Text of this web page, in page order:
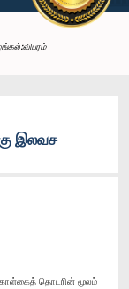
இலவச
தொடரின் மூலம்